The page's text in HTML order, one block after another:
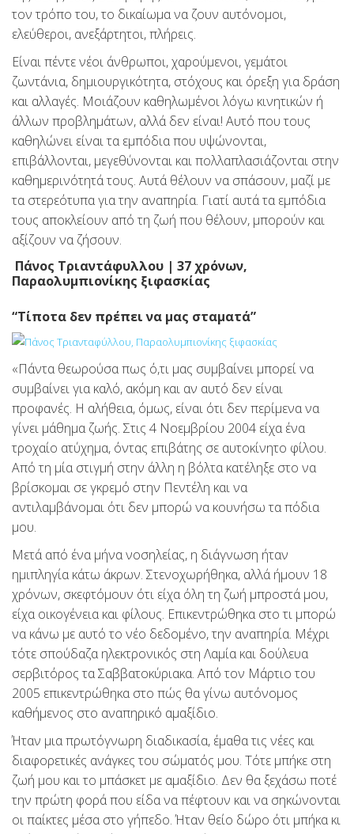
τον τρόπο του, το δικαίωμα να ζουν αυτόνομοι,
ελεύθεροι, ανεξάρτητοι, πλήρεις.
Είναι πέντε νέοι άνθρωποι, χαρούμενοι, γεμάτοι
ζωντάνια, δημιουργικότητα, στόχους και όρεξη για δράση
και αλλαγές. Μοιάζουν καθηλωμένοι λόγω κινητικών ή
άλλων προβλημάτων, αλλά δεν είναι! Αυτό που τους
καθηλώνει είναι τα εμπόδια που υψώνονται,
επιβάλλονται, μεγεθύνονται και πολλαπλασιάζονται στην
καθημερινότητά τους. Αυτά θέλουν να σπάσουν, μαζί με
τα στερεότυπα για την αναπηρία. Γιατί αυτά τα εμπόδια
τους αποκλείουν από τη ζωή που θέλουν, μπορούν και
αξίζουν να ζήσουν.
Πάνος Τριαντάφυλλου | 37 χρόνων,
Παραολυμπιονίκης ξιφασκίας
“Τίποτα δεν πρέπει να μας σταματά”
«Πάντα θεωρούσα πως ό,τι μας συμβαίνει μπορεί να
συμβαίνει για καλό, ακόμη και αν αυτό δεν είναι
προφανές. Η αλήθεια, όμως, είναι ότι δεν περίμενα να
γίνει μάθημα ζωής. Στις 4 Νοεμβρίου 2004 είχα ένα
τροχαίο ατύχημα, όντας επιβάτης σε αυτοκίνητο φίλου.
Από τη μία στιγμή στην άλλη η βόλτα κατέληξε στο να
βρίσκομαι σε γκρεμό στην Πεντέλη και να
αντιλαμβάνομαι ότι δεν μπορώ να κουνήσω τα πόδια
μου.
Μετά από ένα μήνα νοσηλείας, η διάγνωση ήταν
ημιπληγία κάτω άκρων. Στενοχωρήθηκα, αλλά ήμουν 18
χρόνων, σκεφτόμουν ότι είχα όλη τη ζωή μπροστά μου,
είχα οικογένεια και φίλους. Επικεντρώθηκα στο τι μπορώ
να κάνω με αυτό το νέο δεδομένο, την αναπηρία. Μέχρι
τότε σπούδαζα ηλεκτρονικός στη Λαμία και δούλευα
σερβιτόρος τα Σαββατοκύριακα. Από τον Μάρτιο του
2005 επικεντρώθηκα στο πώς θα γίνω αυτόνομος
καθήμενος στο αναπηρικό αμαξίδιο.
Ήταν μια πρωτόγνωρη διαδικασία, έμαθα τις νέες και
διαφορετικές ανάγκες του σώματός μου. Τότε μπήκε στη
ζωή μου και το μπάσκετ με αμαξίδιο. Δεν θα ξεχάσω ποτέ
την πρώτη φορά που είδα να πέφτουν και να σηκώνονται
οι παίκτες μέσα στο γήπεδο. Ήταν θείο δώρο ότι μπήκα κι